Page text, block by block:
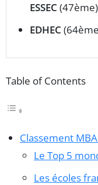
ESSEC
EDHEC
Table of Contents
Classement
Le Top 5
Les écoles